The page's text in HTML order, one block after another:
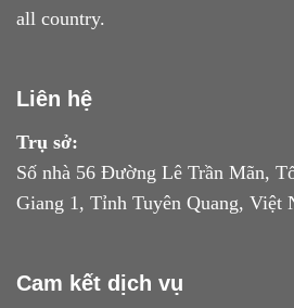
all country.
Liên hệ
Trụ sở:
Số nhà 56 Đường Lê Trần Mãn,
Giang 1, Tỉnh Tuyên Quang, Việt
Cam kết dịch vụ